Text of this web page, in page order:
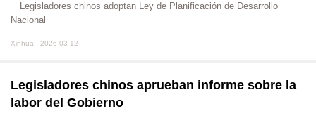
Legisladores chinos adoptan Ley de Planificación de Desarrollo
Nacional
Xinhua 2026-03-12
Legisladores chinos aprueban informe sobre la
labor del Gobierno